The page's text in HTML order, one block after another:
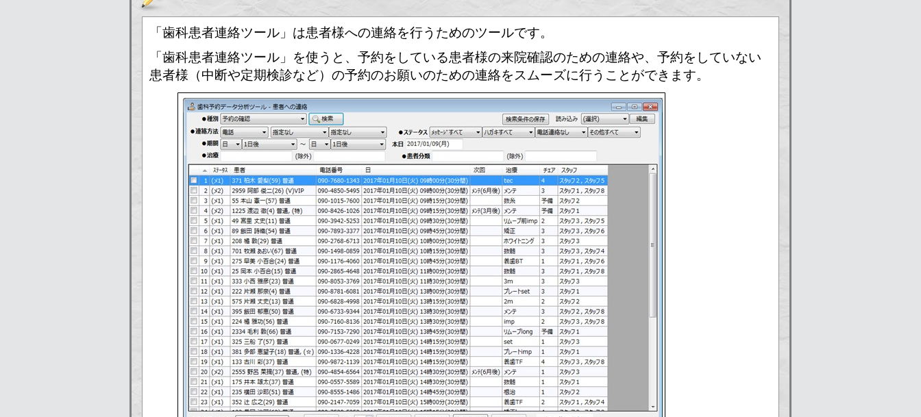
「歯科患者連絡ツール」は患者様への連絡を行うためのツールです。
「歯科患者連絡ツール」を使うと、予約をしている患者様の来院確認のための連絡や、予約をしていない
患者様（中断や定期検診など）の予約のお願いのための連絡をスムーズに行うことができます。